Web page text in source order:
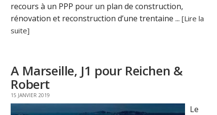
recours à un PPP pour un plan de construction,
rénovation et reconstruction d’une trentaine ...[Lire la
suite]
A Marseille, J1 pour Reichen &
Robert
15 JANVIER 2019
Le